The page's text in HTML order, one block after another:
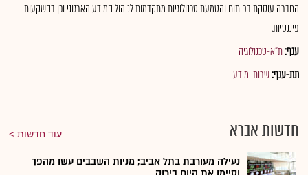
החברה עוסקת בפיתוח והטמעת טכנולוגיות מתקדמות לניהול המידע הארגוני וכן בהשקעות
פיננסיות.
ענף:ת"א-טכנולוגיה
תת-ענף:שרותי מידע
חדשות אברא עוד חדשות
נעילה מעורבת בתל אביב; מניות השבבים עשו מהפך